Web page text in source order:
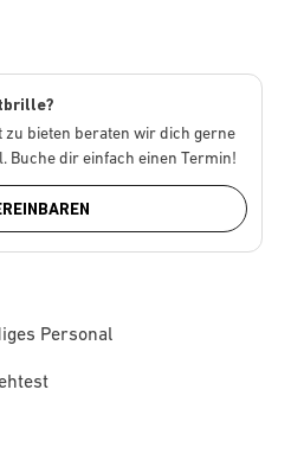
bieten beraten wir dich gerne
dir einfach einen Termin!
Personal